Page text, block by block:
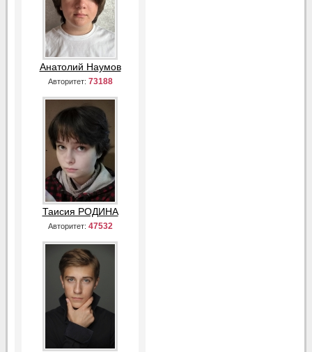
Анатолий Наумов
Авторитет: 73188
Таисия РОДИНА
Авторитет: 47532